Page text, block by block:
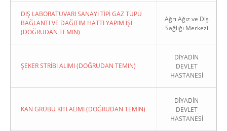
DİŞ LABORATUVARI SANAYİ TİPİ GAZ TÜPÜ
BAĞLANTI VE DAĞITIM HATTI YAPIM İŞİ
(DOĞRUDAN TEMIN)
Ağrı Ağız ve Diş
Sağlığı Merkezi
ŞEKER STRİBİ ALIMI (DOĞRUDAN TEMIN)
DİYADİN
DEVLET
HASTANESİ
KAN GRUBU KİTİ ALIMI (DOĞRUDAN TEMIN)
DİYADİN
DEVLET
HASTANESİ